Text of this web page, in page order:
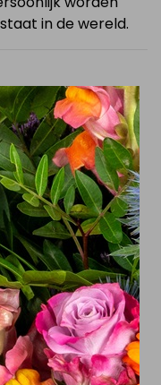
in de wereld.